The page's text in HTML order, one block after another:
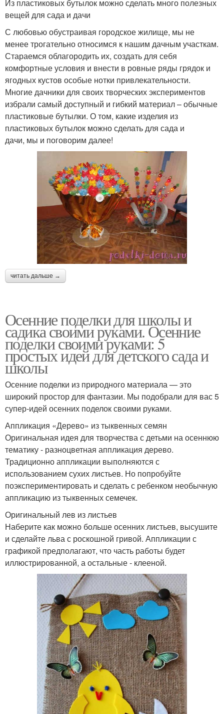
Из пластиковых бутылок можно сделать много полезных
вещей для сада и дачи
С любовью обустраивая городское жилище, мы не
менее трогательно относимся к нашим дачным участкам.
Стараемся облагородить их, создать для себя
комфортные условия и внести в ровные ряды грядок и
ягодных кустов особые нотки привлекательности.
Многие дачники для своих творческих экспериментов
избрали самый доступный и гибкий материал – обычные
пластиковые бутылки. О том, какие изделия из
пластиковых бутылок можно сделать для сада и
дачи, мы и поговорим далее!
читать дальше →
Осенние поделки для школы и
садика своими руками. Осенние
поделки своими руками: 5
простых идей для детского сада и
школы
Осенние поделки из природного материала — это
широкий простор для фантазии. Мы подобрали для вас 5
супер-идей осенних поделок своими руками.
Аппликация «Дерево» из тыквенных семян
Оригинальная идея для творчества с детьми на осеннюю
тематику - разноцветная аппликация дерево.
Традиционно аппликации выполняются с
использованием сухих листьев. Но попробуйте
поэкспериментировать и сделать с ребенком необычную
аппликацию из тыквенных семечек.
Оригинальный лев из листьев
Наберите как можно больше осенних листьев, высушите
и сделайте льва с роскошной гривой. Аппликации с
графикой предполагают, что часть работы будет
иллюстрированной, а остальные - клееной.